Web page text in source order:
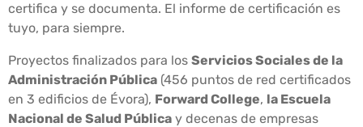
certifica y se documenta. El informe de certificación es
tuyo, para siempre.
Proyectos finalizados para los Servicios Sociales de la
Administración Pública (456 puntos de red certificados
en 3 edificios de Évora), Forward College, la Escuela
Nacional de Salud Pública y decenas de empresas